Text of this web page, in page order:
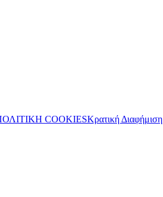
COOKIESΚρατική Διαφήμιση